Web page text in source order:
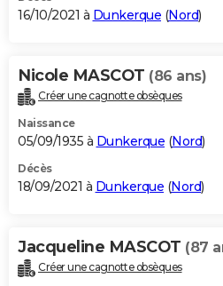
16/10/2021 à Dunkerque (Nord)
Nicole MASCOT (86 ans)
Créer une cagnotte obsèques
Naissance
05/09/1935 à Dunkerque (Nord)
Décès
18/09/2021 à Dunkerque (Nord)
Jacqueline MASCOT (87
Créer une cagnotte obsèques